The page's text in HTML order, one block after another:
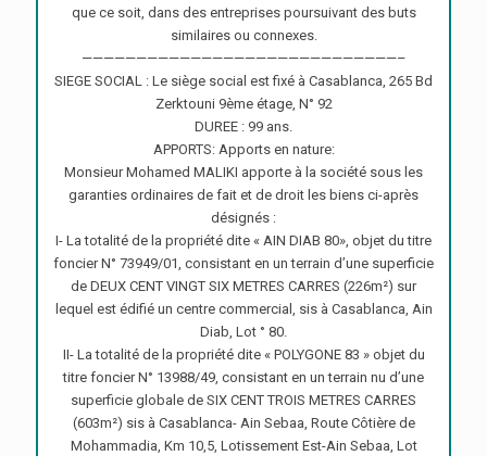
que ce soit, dans des entreprises poursuivant des buts
similaires ou connexes.
—————————————————————————————–
SIEGE SOCIAL : Le siège social est fixé à Casablanca, 265 Bd
Zerktouni 9ème étage, N° 92
DUREE : 99 ans.
APPORTS: Apports en nature:
Monsieur Mohamed MALIKI apporte à la société sous les
garanties ordinaires de fait et de droit les biens ci-après
désignés :
I- La totalité de la propriété dite « AIN DIAB 80», objet du titre
foncier N° 73949/01, consistant en un terrain d’une superficie
de DEUX CENT VINGT SIX METRES CARRES (226m²) sur
lequel est édifié un centre commercial, sis à Casablanca, Ain
Diab, Lot ° 80.
II- La totalité de la propriété dite « POLYGONE 83 » objet du
titre foncier N° 13988/49, consistant en un terrain nu d’une
superficie globale de SIX CENT TROIS METRES CARRES
(603m²) sis à Casablanca- Ain Sebaa, Route Côtière de
Mohammadia, Km 10,5, Lotissement Est-Ain Sebaa, Lot